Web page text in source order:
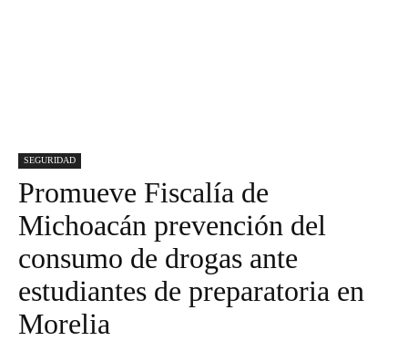
SEGURIDAD
Promueve Fiscalía de
Michoacán prevención del
consumo de drogas ante
estudiantes de preparatoria en
Morelia